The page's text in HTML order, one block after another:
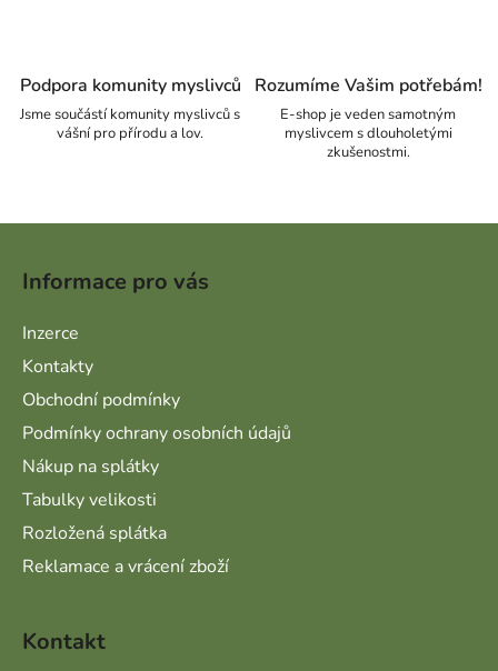
Podpora komunity myslivců
Jsme součástí komunity myslivců s
vášní pro přírodu a lov.
Rozumíme Vašim potřebám!
E-shop je veden samotným
myslivcem s dlouholetými
zkušenostmi.
Informace pro vás
Inzerce
Kontakty
Obchodní podmínky
Podmínky ochrany osobních údajů
Nákup na splátky
Tabulky velikosti
Rozložená splátka
Reklamace a vrácení zboží
Kontakt